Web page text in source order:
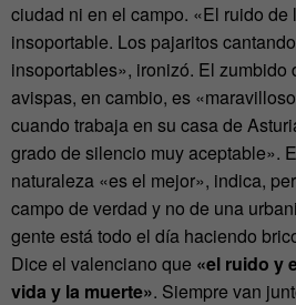
ciudad ni en el campo. «El ruido
insoportable. Los pajaritos
insoportables», ironizó. El zumbido
avispas, en cambio, es
cuando trabaja en su casa de
grado de silencio muy aceptable».
naturaleza «es el mejor», indica,
campo de verdad y no de una
gente está todo el día haciendo
Dice el valenciano que «el ruido y
vida y la muerte». Siempre van